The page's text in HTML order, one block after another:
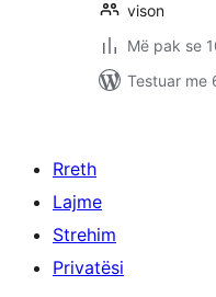
vison
Më pak se
Testuar me
Rreth
Lajme
Strehim
Privatësi